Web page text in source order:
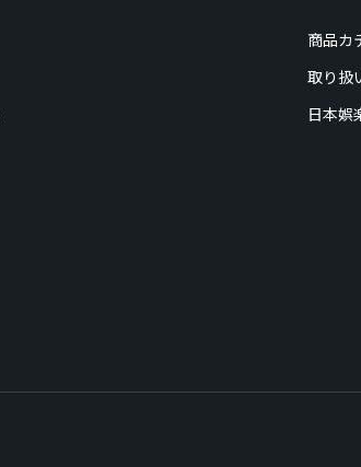
商品カ
取り扱
日本娯